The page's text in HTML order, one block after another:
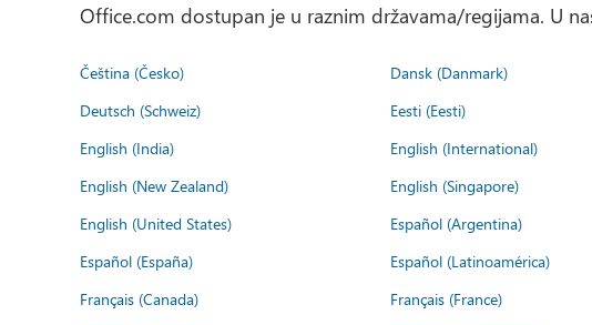
Office.com dostupan je u raznim državama/regijama. U
Čeština (Česko) Dansk (Danmark)
Deutsch (Schweiz)
Eesti (Eesti)
English (India)
English (International)
English (New Zealand)
English (Singapore)
English (United States)
Español (Argentina)
Español (España)
Español (Latinoamérica)
Français (Canada)
Français (France)